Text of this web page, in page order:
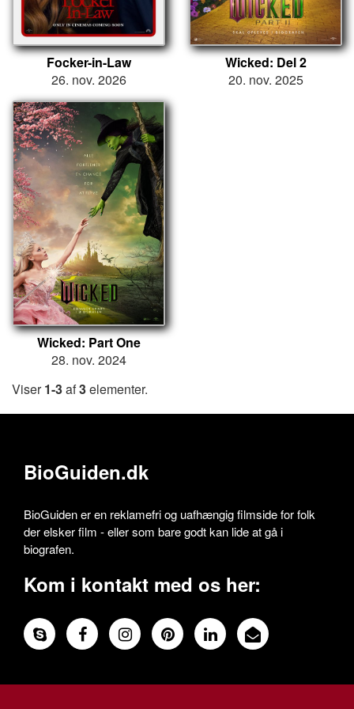
Focker-in-Law
26. nov. 2026
Wicked: Del 2
20. nov. 2025
Wicked: Part One
28. nov. 2024
Viser1-3af3elementer.
BioGuiden.dk
BioGuiden er en reklamefri og uafhængig filmside for folk
der elsker film - eller som bare godt kan lide at gå i
biografen.
Kom i kontakt med os her: